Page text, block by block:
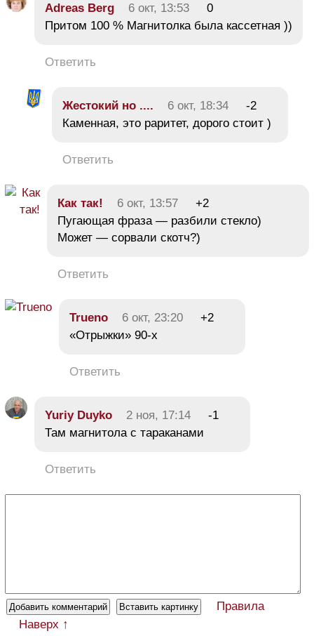
Adreas Berg 6 окт, 13:53
0
Притом 100 % Магнитолка была кассетная ))
Ответить
Жестокий но .... 6 окт, 18:34
-2
Каменная, это раритет, дорого стоит )
Ответить
Как так! 6 окт, 13:57
+2
Пугающая фраза — разбили стекло)
Может — сорвали скотч?)
Ответить
Trueno 6 окт, 23:20
+2
«Отрыжки» 90-х
Ответить
Yuriy Duyko 2 ноя, 17:14
-1
Там магнитола с тараканами
Ответить
Правила
Наверх ↑